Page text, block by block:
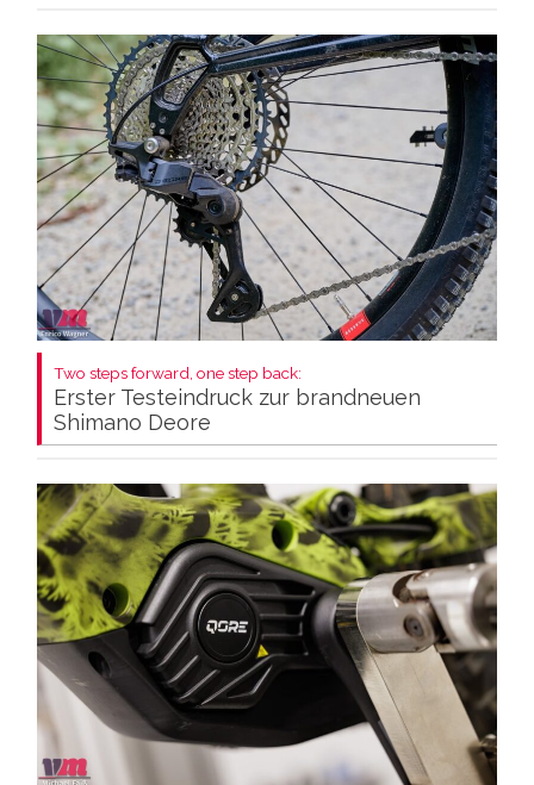
Two steps forward, one step back:
Erster Testeindruck zur brandneuen
Shimano Deore